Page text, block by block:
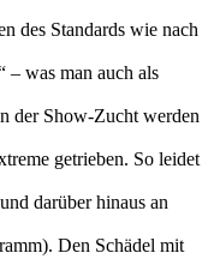
des Standards wie nach
– was man auch als
der Show-Zucht werden
getrieben. So leidet
darüber hinaus an
Den Schädel mit